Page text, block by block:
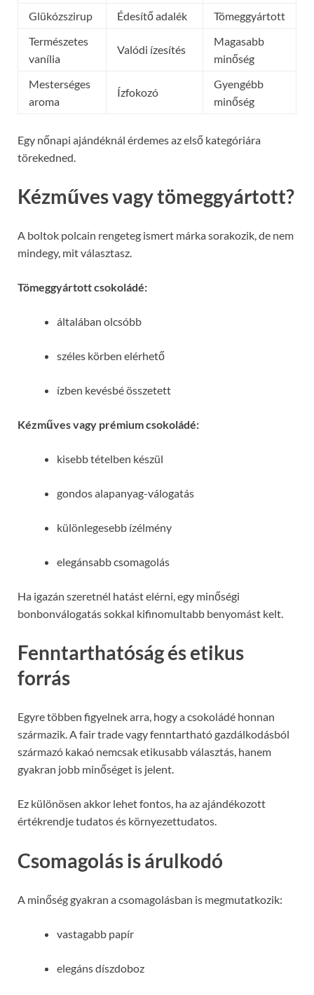
Glükózszirup Édesítő adalék
Tömeggyártott
Természetes
vanília
Valódi ízesítés
Magasabb
minőség
Mesterséges
aroma
Ízfokozó
Gyengébb
minőség
Egy nőnapi ajándéknál érdemes az első kategóriára
törekedned.
Kézműves vagy tömeggyártott?
A boltok polcain rengeteg ismert márka sorakozik, de nem
mindegy, mit választasz.
Tömeggyártott csokoládé:
általában olcsóbb
széles körben elérhető
ízben kevésbé összetett
Kézműves vagy prémium csokoládé:
kisebb tételben készül
gondos alapanyag-válogatás
különlegesebb ízélmény
elegánsabb csomagolás
Ha igazán szeretnél hatást elérni, egy minőségi
bonbonválogatás sokkal kifinomultabb benyomást kelt.
Fenntarthatóság és etikus
forrás
Egyre többen figyelnek arra, hogy a csokoládé honnan
származik. A fair trade vagy fenntartható gazdálkodásból
származó kakaó nemcsak etikusabb választás, hanem
gyakran jobb minőséget is jelent.
Ez különösen akkor lehet fontos, ha az ajándékozott
értékrendje tudatos és környezettudatos.
Csomagolás is árulkodó
A minőség gyakran a csomagolásban is megmutatkozik:
vastagabb papír
elegáns díszdoboz